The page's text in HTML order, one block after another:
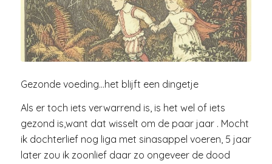
Gezonde voeding…het blijft een dingetje
Als er toch iets verwarrend is, is het wel of iets
gezond is,want dat wisselt om de paar jaar . Mocht
ik dochterlief nog liga met sinasappel voeren, 5 jaar
later zou ik zoonlief daar zo ongeveer de dood